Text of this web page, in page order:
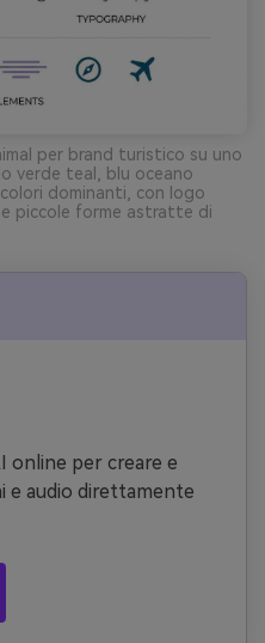
per brand turistico su uno
verde teal, blu oceano
dominanti, con logo
piccole forme astratte di
online per creare e
e audio direttamente